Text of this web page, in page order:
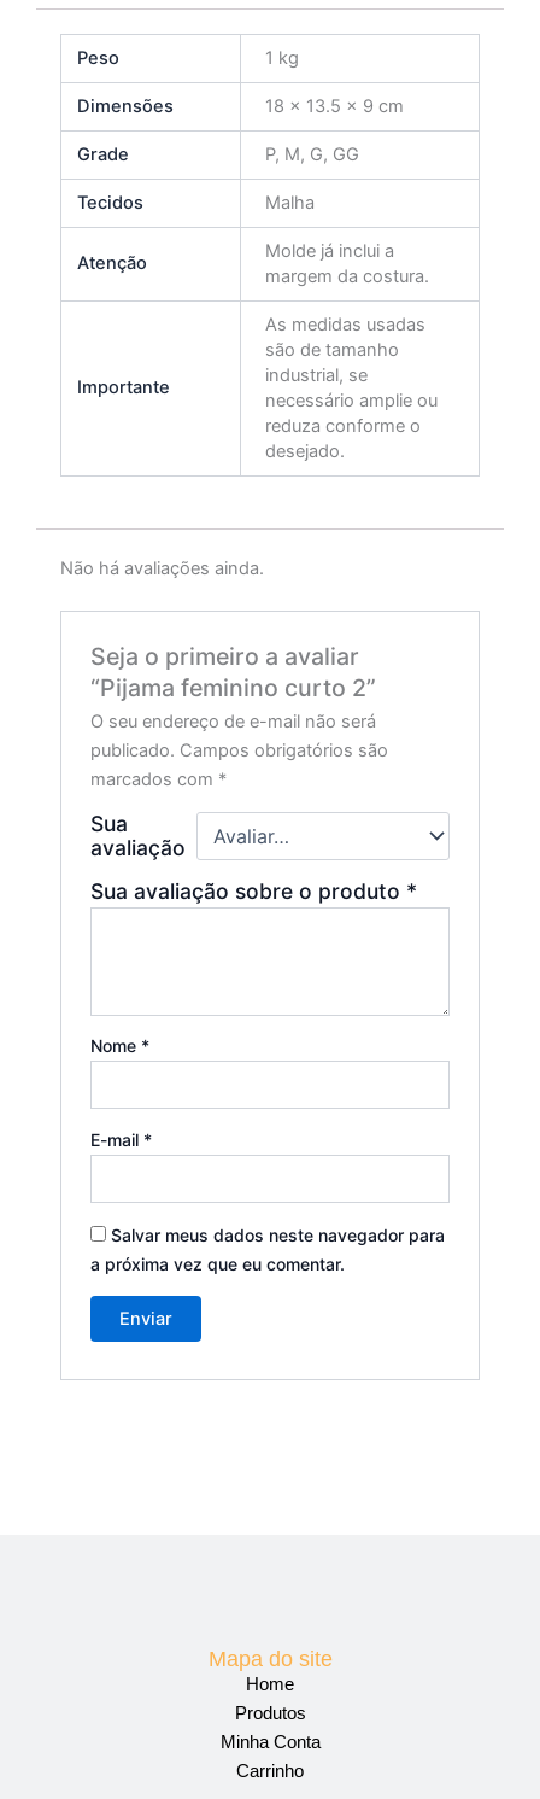
Peso 1 kg
Dimensões 18 × 13.5 × 9 cm
Grade P, M, G, GG
Tecidos Malha
Atenção
Molde já inclui a
margem da costura.
Importante
As medidas usadas
são de tamanho
industrial, se
necessário amplie ou
reduza conforme o
desejado.
Não há avaliações ainda.
Seja o primeiro a avaliar
“Pijama feminino curto 2”
O seu endereço de e-mail não será
publicado. Campos obrigatórios são
marcados com *
Sua
avaliação
Sua avaliação sobre o produto *
Nome *
E-mail *
Salvar meus dados neste navegador para
a próxima vez que eu comentar.
Mapa do site
Home
Produtos
Minha Conta
Carrinho